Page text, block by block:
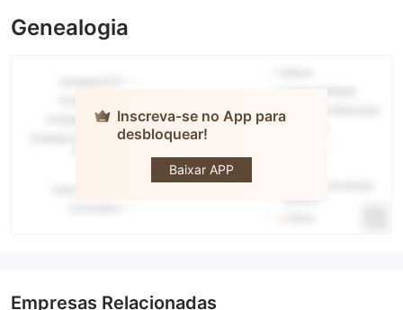
Genealogia
Inscreva-se no App para
desbloquear!
Baixar APP
STONE
WALL
CAPITAL
Empresas Relacionadas